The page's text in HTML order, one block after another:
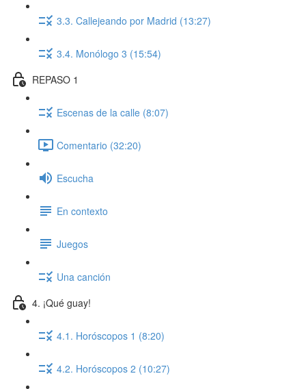
3.3. Callejeando por Madrid (13:27)
3.4. Monólogo 3 (15:54)
REPASO 1
Escenas de la calle (8:07)
Comentario (32:20)
Escucha
En contexto
Juegos
Una canción
4. ¡Qué guay!
4.1. Horóscopos 1 (8:20)
4.2. Horóscopos 2 (10:27)